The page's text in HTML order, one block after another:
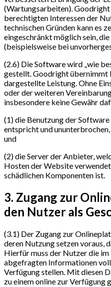
(Wartungsarbeiten).
berechtigten Interessen der
technischen Gründen kann es
eingeschränkt möglich sein,
(beispielsweise bei
(2.6) Die Software wird „wie
gestellt. Goodright übernimmt
dargestellte Leistung. Ohne
oder der weiteren
insbesondere keine Gewähr
(1) die Benutzung der
entspricht und
und
(2) die Server der Anbieter,
Hosten der Website
schädlichen Komponenten ist.
3. Zugang zur
den Nutzer als
(3.1) Der Zugang zur
deren Nutzung setzen voraus,
Hierfür muss der Nutzer die
abgefragten Informationen
Verfügung stellen. Mit diesen
zu einem online zur Verfügung